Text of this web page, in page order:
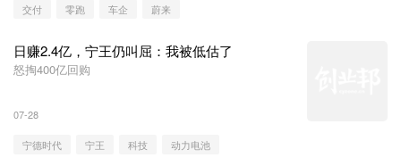
交付 零跑 车企 蔚来
日赚2.4亿，宁王仍叫屈：我被低估了
怒掏400亿回购
07-28
宁德时代 宁王 科技 动力电池